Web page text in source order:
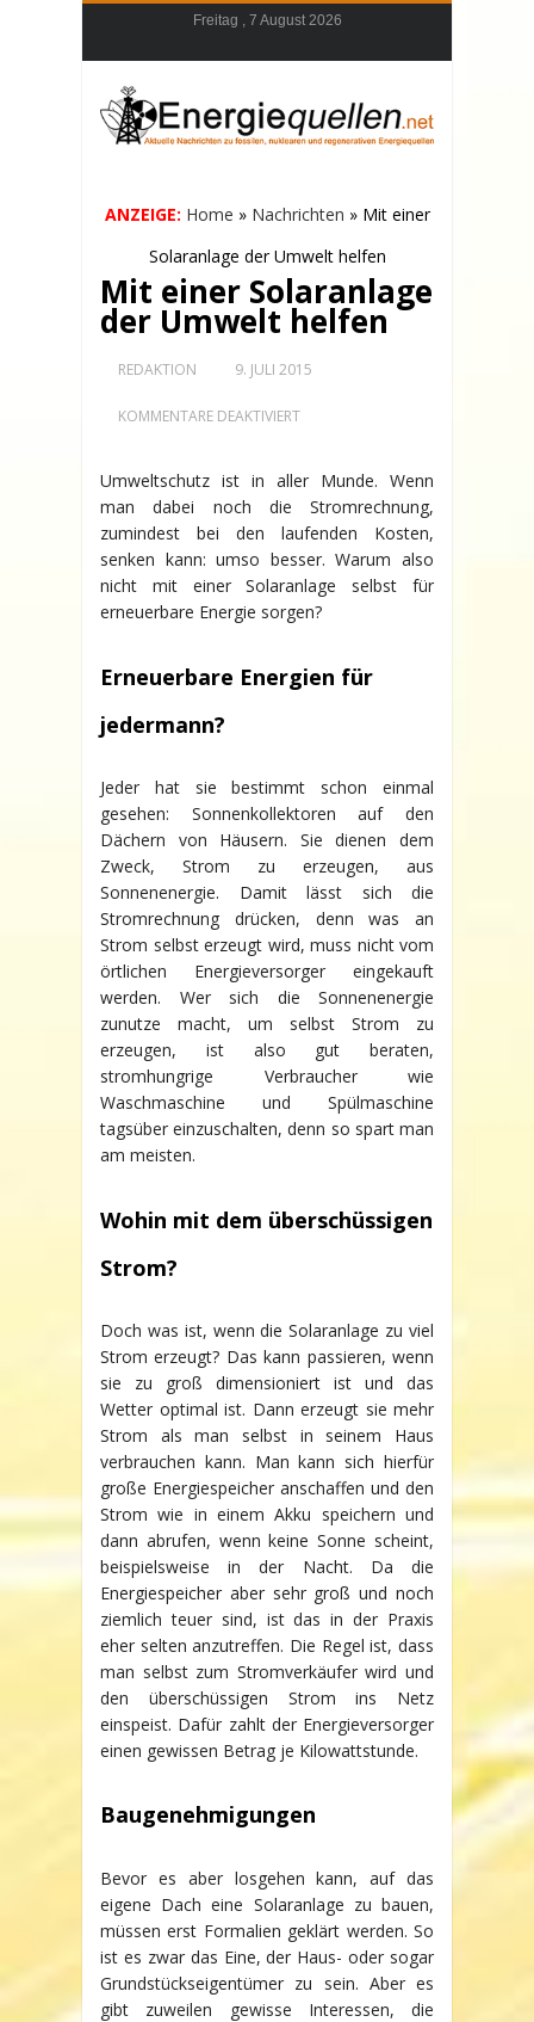
Freitag , 7 August 2026
ANZEIGE: Home » Nachrichten » Mit einer
Solaranlage der Umwelt helfen
Mit einer Solaranlage
der Umwelt helfen
REDAKTION 9. JULI 2015
KOMMENTARE DEAKTIVIERTFÜR
SOLARANLAGE
DER
UMWELT
HELFEN
Umweltschutz ist in aller Munde. Wenn
man dabei noch die Stromrechnung,
zumindest bei den laufenden Kosten,
senken kann: umso besser. Warum also
nicht mit einer Solaranlage selbst für
erneuerbare Energie sorgen?
Erneuerbare Energien für
jedermann?
Jeder hat sie bestimmt schon einmal
gesehen: Sonnenkollektoren auf den
Dächern von Häusern. Sie dienen dem
Zweck, Strom zu erzeugen, aus
Sonnenenergie. Damit lässt sich die
Stromrechnung drücken, denn was an
Strom selbst erzeugt wird, muss nicht vom
örtlichen Energieversorger eingekauft
werden. Wer sich die Sonnenenergie
zunutze macht, um selbst Strom zu
erzeugen, ist also gut beraten,
stromhungrige Verbraucher wie
Waschmaschine und Spülmaschine
tagsüber einzuschalten, denn so spart man
am meisten.
Wohin mit dem überschüssigen
Strom?
Doch was ist, wenn die Solaranlage zu viel
Strom erzeugt? Das kann passieren, wenn
sie zu groß dimensioniert ist und das
Wetter optimal ist. Dann erzeugt sie mehr
Strom als man selbst in seinem Haus
verbrauchen kann. Man kann sich hierfür
große Energiespeicher anschaffen und den
Strom wie in einem Akku speichern und
dann abrufen, wenn keine Sonne scheint,
beispielsweise in der Nacht. Da die
Energiespeicher aber sehr groß und noch
ziemlich teuer sind, ist das in der Praxis
eher selten anzutreffen. Die Regel ist, dass
man selbst zum Stromverkäufer wird und
den überschüssigen Strom ins Netz
einspeist. Dafür zahlt der Energieversorger
einen gewissen Betrag je Kilowattstunde.
Baugenehmigungen
Bevor es aber losgehen kann, auf das
eigene Dach eine Solaranlage zu bauen,
müssen erst Formalien geklärt werden. So
ist es zwar das Eine, der Haus- oder sogar
Grundstückseigentümer zu sein. Aber es
gibt zuweilen gewisse Interessen, die